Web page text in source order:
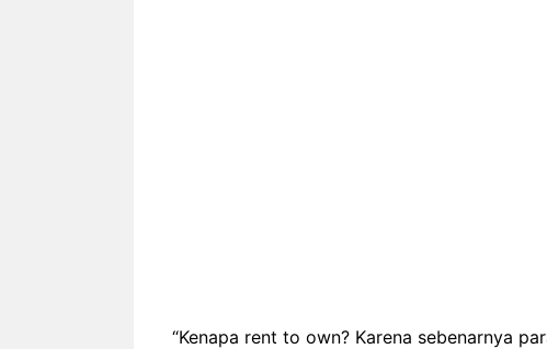
“Kenapa rent to own? Karena sebenarnya